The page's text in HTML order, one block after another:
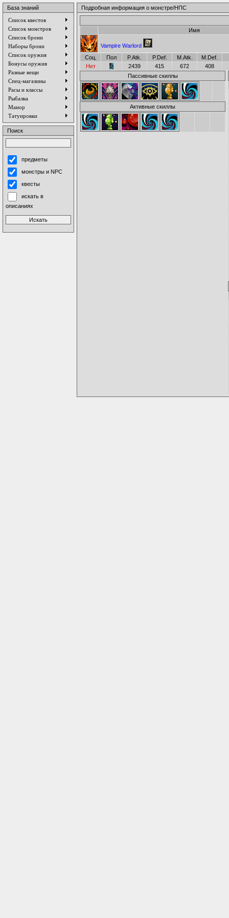
База знаний
Список квестов
Список монстров
Список брони
Наборы брони
Список оружия
Бонусы оружия
Разные вещи
Спец-магазины
Расы и классы
Рыбалка
Манор
Татуировки
Поиск
предметы
монстры и NPC
квесты
искать в
описаниях
Подробная информация о монстре/НПС
Имя
Vampire Warlord
Соц.
Пол P.Atk. P.Def. M.Atk.
M.Def.
Нет
2439 415 672
408
Пассивные скиллы
Активные скиллы